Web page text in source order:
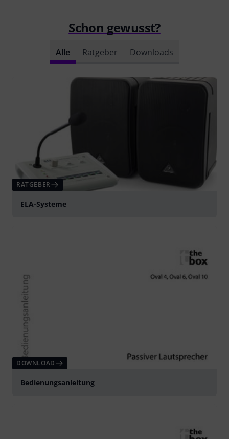
Schon gewusst?
Alle Ratgeber Downloads
RATGEBER
ELA-Systeme
DOWNLOAD
Bedienungsanleitung